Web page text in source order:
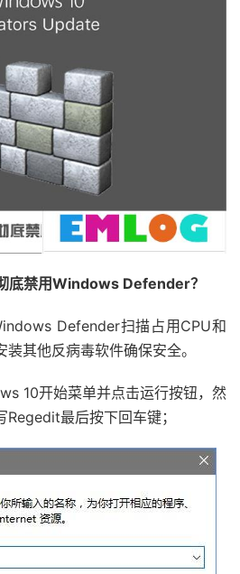
禁用Windows Defender？
Defender扫描占用CPU和
其他反病毒软件确保安全。
10开始菜单并点击运行按钮，然
最后按下回车键；